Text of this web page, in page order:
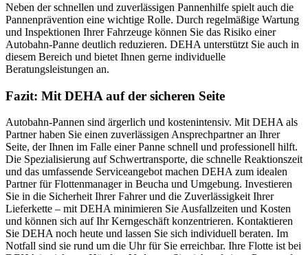
Neben der schnellen und zuverlässigen Pannenhilfe spielt auch die
Pannenprävention eine wichtige Rolle. Durch regelmäßige Wartung
und Inspektionen Ihrer Fahrzeuge können Sie das Risiko einer
Autobahn-Panne deutlich reduzieren. DEHA unterstützt Sie auch in
diesem Bereich und bietet Ihnen gerne individuelle
Beratungsleistungen an.
Fazit: Mit DEHA auf der sicheren Seite
Autobahn-Pannen sind ärgerlich und kostenintensiv. Mit DEHA als
Partner haben Sie einen zuverlässigen Ansprechpartner an Ihrer
Seite, der Ihnen im Falle einer Panne schnell und professionell hilft.
Die Spezialisierung auf Schwertransporte, die schnelle Reaktionszeit
und das umfassende Serviceangebot machen DEHA zum idealen
Partner für Flottenmanager in Beucha und Umgebung. Investieren
Sie in die Sicherheit Ihrer Fahrer und die Zuverlässigkeit Ihrer
Lieferkette – mit DEHA minimieren Sie Ausfallzeiten und Kosten
und können sich auf Ihr Kerngeschäft konzentrieren. Kontaktieren
Sie DEHA noch heute und lassen Sie sich individuell beraten. Im
Notfall sind sie rund um die Uhr für Sie erreichbar. Ihre Flotte ist bei